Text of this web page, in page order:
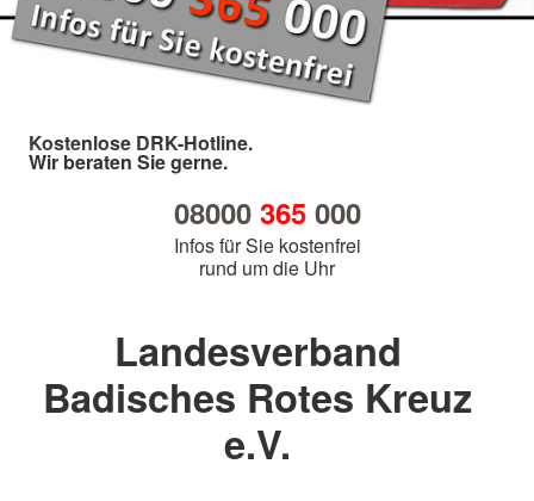
Kostenlose DRK-Hotline.
Wir beraten Sie gerne.
08000 365000
Infos für Sie kostenfrei
rund um die Uhr
Landesverband
Badisches Rotes Kreuz
e.V.